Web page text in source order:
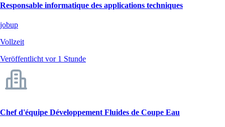
Responsable informatique des applications techniques
jobup
Vollzeit
Veröffentlicht vor 1 Stunde
Chef d'équipe Développement Fluides de Coupe Eau